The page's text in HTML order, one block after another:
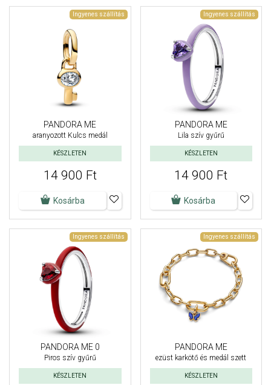
Ingyenes szállítás
PANDORA ME
aranyozott Kulcs medál
KÉSZLETEN
14 900 Ft
Kosárba
Ingyenes szállítás
PANDORA ME
Lila szív gyűrű
KÉSZLETEN
14 900 Ft
Kosárba
Ingyenes szállítás
PANDORA ME 0
Piros szív gyűrű
KÉSZLETEN
Ingyenes szállítás
PANDORA ME
ezüst karkötő és medál szett
KÉSZLETEN